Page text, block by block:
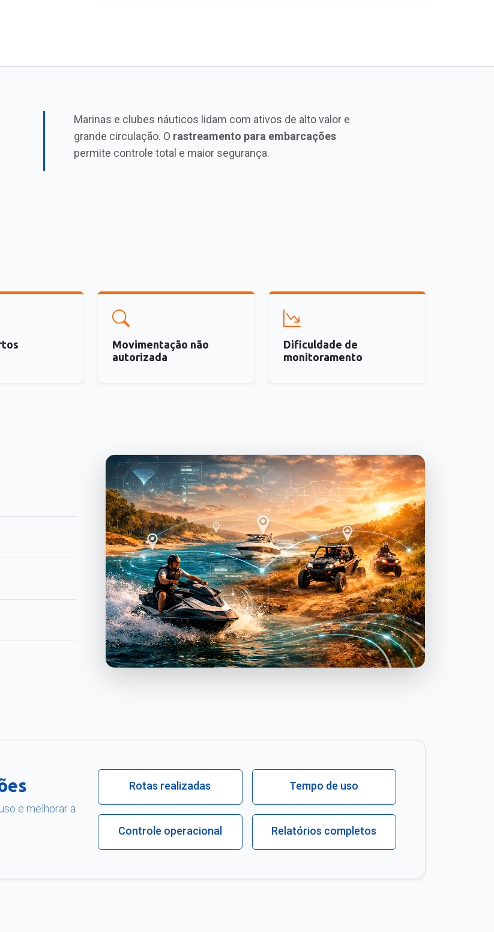
Marinas e clubes náuticos lidam com ativos de alto valor e
grande circulação. O rastreamento para embarcações
permite controle total e maior segurança.
Movimentação não
autorizada
Dificuldade de
monitoramento
e melhorar a
Rotas realizadas Tempo de uso
Controle operacional Relatórios completos